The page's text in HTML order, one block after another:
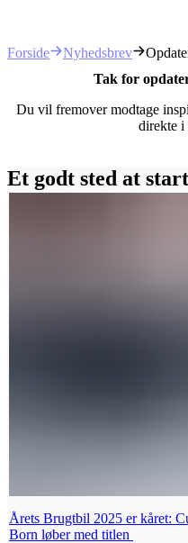
Forside Nyhedsbrev
Tak for
Du vil fremover modtage
direkte i
Et godt sted at
Årets Brugtbil 2025 er kåret:
Born løber med titlen